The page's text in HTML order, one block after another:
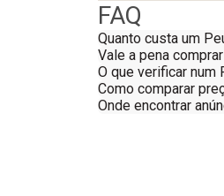
FAQ
Quanto custa um
Vale a pena
O que verificar num
Como comparar
Onde encontrar